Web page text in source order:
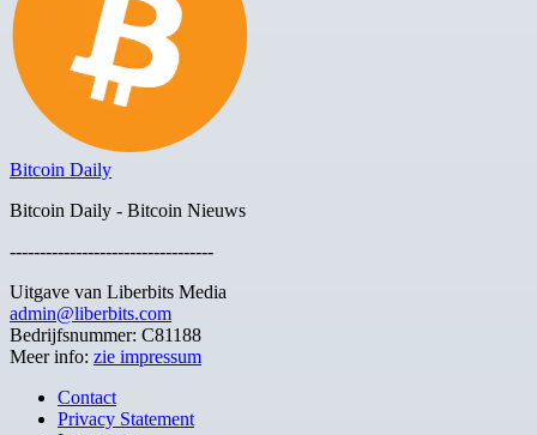
Bitcoin Daily
Bitcoin Daily - Bitcoin Nieuws
----------------------------------
Uitgave van Liberbits Media
admin@liberbits.com
Bedrijfsnummer: C81188
Meer info: zie impressum
Contact
Privacy Statement